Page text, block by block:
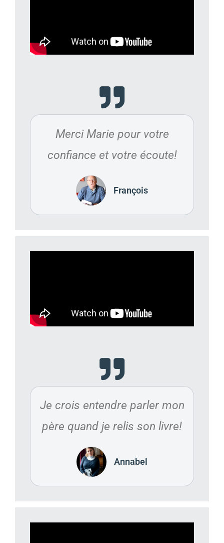
Merci Marie pour votre
confiance et votre écoute!
François
Je crois entendre parler mon
père quand je relis son livre!
Annabel